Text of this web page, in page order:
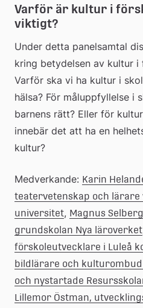
Varför är kultur i
viktigt?
Under detta panelsamtal
kring betydelsen av kultur i
Varför ska vi ha kultur i
hälsa? För måluppfyllelse i
barnens rätt? Eller för
innebär det att ha en
kultur?
Medverkande: Karin
teatervetenskap och lärare
universitet, Magnus
grundskolan Nya läroverket
förskoleutvecklare i Luleå
bildlärare och
och nystartade
Lillemor Östman,